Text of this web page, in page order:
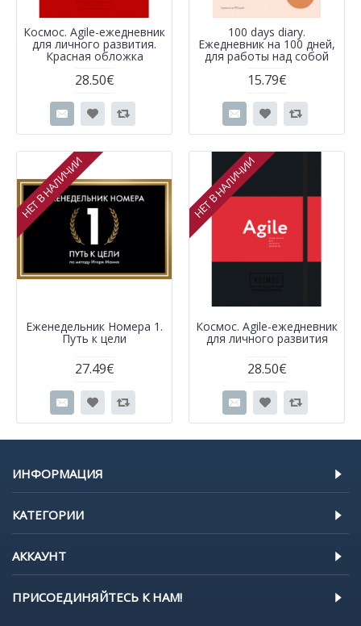
Космос. Agile-ежедневник
для личного развития.
Красная обложка
28.50€
100 days diary.
Ежедневник на 100 дней,
для работы над собой
15.79€
НЕТ В НАЛИЧИИ
Еженедельник Номера 1.
Путь к цели
27.49€
НЕТ В НАЛИЧИИ
Космос. Agile-ежедневник
для личного развития
28.50€
ИНФОРМАЦИЯ
КАТЕГОРИИ
АККАУНТ
ПРИСОЕДИНЯЙТЕСЬ К НАМ!